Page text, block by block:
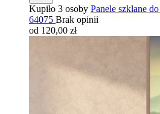
Kupiło 3 osoby Panele szklane
64075 Brak opinii
od 120,00 zł